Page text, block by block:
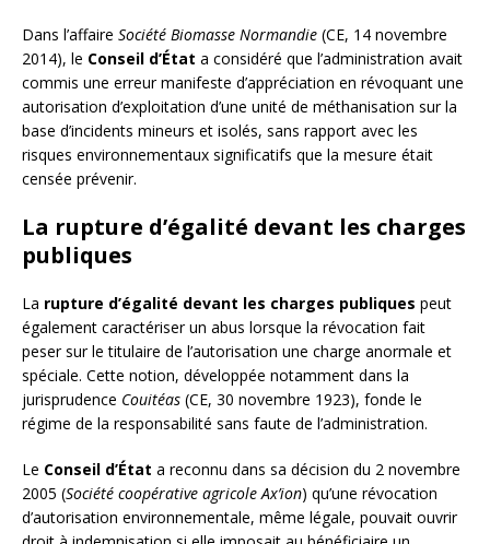
Dans l’affaire Société Biomasse Normandie (CE, 14 novembre
2014), le Conseil d’État a considéré que l’administration avait
commis une erreur manifeste d’appréciation en révoquant une
autorisation d’exploitation d’une unité de méthanisation sur la
base d’incidents mineurs et isolés, sans rapport avec les
risques environnementaux significatifs que la mesure était
censée prévenir.
La rupture d’égalité devant les charges
publiques
La rupture d’égalité devant les charges publiques peut
également caractériser un abus lorsque la révocation fait
peser sur le titulaire de l’autorisation une charge anormale et
spéciale. Cette notion, développée notamment dans la
jurisprudence Couitéas (CE, 30 novembre 1923), fonde le
régime de la responsabilité sans faute de l’administration.
Le Conseil d’État a reconnu dans sa décision du 2 novembre
2005 (Société coopérative agricole Ax’ion) qu’une révocation
d’autorisation environnementale, même légale, pouvait ouvrir